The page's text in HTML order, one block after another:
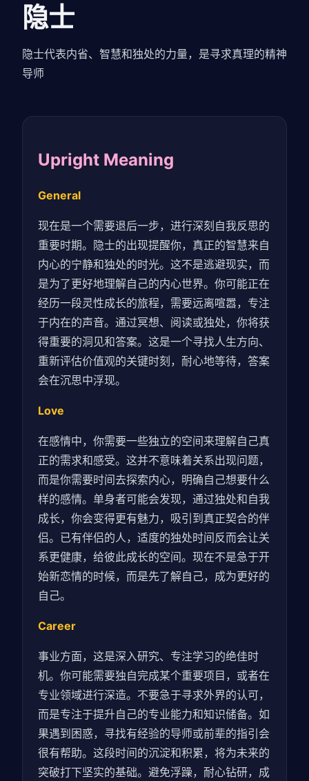
隐士
隐士代表内省、智慧和独处的力量，是寻求真理的精神
导师
Upright Meaning
General
现在是一个需要退后一步，进行深刻自我反思的
重要时期。隐士的出现提醒你，真正的智慧来自
内心的宁静和独处的时光。这不是逃避现实，而
是为了更好地理解自己的内心世界。你可能正在
经历一段灵性成长的旅程，需要远离喧嚣，专注
于内在的声音。通过冥想、阅读或独处，你将获
得重要的洞见和答案。这是一个寻找人生方向、
重新评估价值观的关键时刻，耐心地等待，答案
会在沉思中浮现。
Love
在感情中，你需要一些独立的空间来理解自己真
正的需求和感受。这并不意味着关系出现问题，
而是你需要时间去探索内心，明确自己想要什么
样的感情。单身者可能会发现，通过独处和自我
成长，你会变得更有魅力，吸引到真正契合的伴
侣。已有伴侣的人，适度的独处时间反而会让关
系更健康，给彼此成长的空间。现在不是急于开
始新恋情的时候，而是先了解自己，成为更好的
自己。
Career
事业方面，这是深入研究、专注学习的绝佳时
机。你可能需要独自完成某个重要项目，或者在
专业领域进行深造。不要急于寻求外界的认可，
而是专注于提升自己的专业能力和知识储备。如
果遇到困惑，寻找有经验的导师或前辈的指引会
很有帮助。这段时间的沉淀和积累，将为未来的
突破打下坚实的基础。避免浮躁，耐心钻研，成